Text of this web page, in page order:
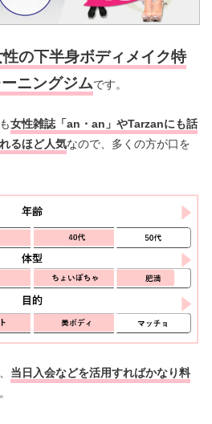
性の下半身ボディメイク特
ニングジムです。
女性雑誌「an・an」やTarzanにも話
るほど人気なので、多くの方が口を
当日入会などを活用すればかなり料